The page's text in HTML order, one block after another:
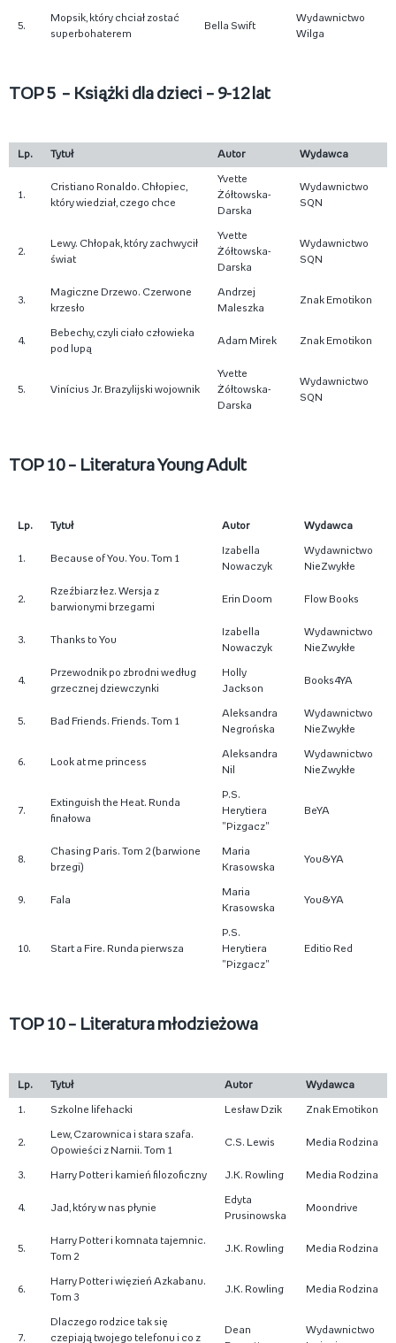
5.
Mopsik, który chciał zostać
superbohaterem
Bella Swift
Wydawnictwo
Wilga
TOP 5 – Książki dla dzieci – 9-12 lat
Lp. Tytuł Autor Wydawca
1.
Cristiano Ronaldo. Chłopiec,
który wiedział, czego chce
Yvette
Żółtowska-
Darska
Wydawnictwo
SQN
2.
Lewy. Chłopak, który zachwycił
świat
Yvette
Żółtowska-
Darska
Wydawnictwo
SQN
3.
Magiczne Drzewo. Czerwone
krzesło
Andrzej
Maleszka
Znak Emotikon
4.
Bebechy, czyli ciało człowieka
pod lupą
Adam Mirek Znak Emotikon
5. Vinícius Jr. Brazylijski wojownik
Yvette
Żółtowska-
Darska
Wydawnictwo
SQN
TOP 10 – Literatura Young Adult
Lp. Tytuł Autor Wydawca
1. Because of You. You. Tom 1
Izabella
Nowaczyk
Wydawnictwo
NieZwykłe
2.
Rzeźbiarz łez. Wersja z
barwionymi brzegami
Erin Doom Flow Books
3. Thanks to You
Izabella
Nowaczyk
Wydawnictwo
NieZwykłe
4.
Przewodnik po zbrodni według
grzecznej dziewczynki
Holly
Jackson
Books4YA
5. Bad Friends. Friends. Tom 1
Aleksandra
Negrońska
Wydawnictwo
NieZwykłe
6. Look at me princess
Aleksandra
Nil
Wydawnictwo
NieZwykłe
7.
Extinguish the Heat. Runda
finałowa
P.S.
Herytiera
"Pizgacz"
BeYA
8.
Chasing Paris. Tom 2 (barwione
brzegi)
Maria
Krasowska
You&YA
9. Fala
Maria
Krasowska
You&YA
10. Start a Fire. Runda pierwsza
P.S.
Herytiera
"Pizgacz"
Editio Red
TOP 10 – Literatura młodzieżowa
Lp. Tytuł Autor Wydawca
1. Szkolne lifehacki Lesław Dzik Znak Emotikon
2.
Lew, Czarownica i stara szafa.
Opowieści z Narnii. Tom 1
C.S. Lewis Media Rodzina
3. Harry Potter i kamień filozoficzny J.K. Rowling Media Rodzina
4. Jad, który w nas płynie
Edyta
Prusinowska
Moondrive
5.
Harry Potter i komnata tajemnic.
Tom 2
J.K. Rowling Media Rodzina
6.
Harry Potter i więzień Azkabanu.
Tom 3
J.K. Rowling Media Rodzina
7.
Dlaczego rodzice tak się
czepiają twojego telefonu i co z
Dean
Wydawnictwo